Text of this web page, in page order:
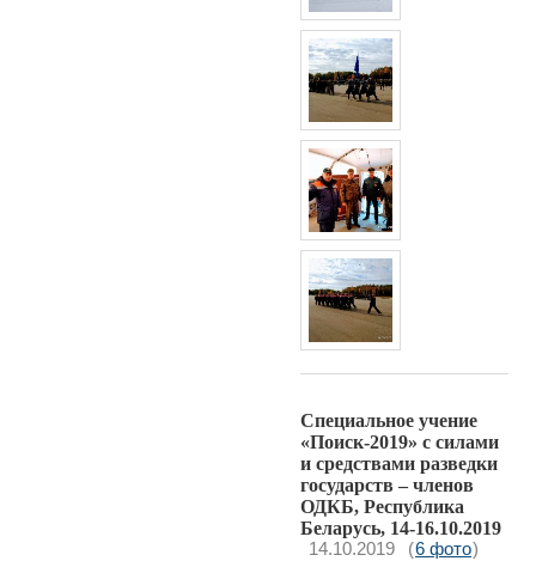
Специальное учение
«Поиск-2019» с силами
и средствами разведки
государств – членов
ОДКБ, Республика
Беларусь, 14-16.10.2019
14.10.2019 (6 фото)